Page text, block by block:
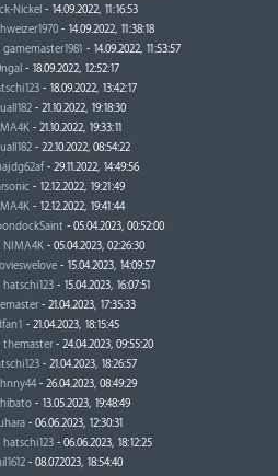
Nickel - 14.09.2022, 11:16:53
- 14.09.2022, 11:38:18
gamemaster1981 - 14.09.2022, 11:53:57
- 18.09.2022, 12:52:17
- 18.09.2022, 13:42:17
- 21.10.2022, 19:18:30
- 21.10.2022, 19:33:11
- 22.10.2022, 08:54:22
- 29.11.2022, 14:49:56
- 12.12.2022, 19:21:49
- 12.12.2022, 19:41:44
- 05.04.2023, 00:52:00
NIMA4K - 05.04.2023, 02:26:30
- 15.04.2023, 14:09:57
hatschi123 - 15.04.2023, 16:07:51
- 21.04.2023, 17:35:33
- 21.04.2023, 18:15:45
themaster- 24.04.2023, 09:55:20
- 21.04.2023, 18:26:57
- 26.04.2023, 08:49:29
- 13.05.2023, 19:48:49
- 06.06.2023, 12:30:31
hatschi123 - 06.06.2023, 18:12:25
- 08.07.2023, 18:54:40